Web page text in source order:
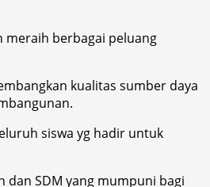
meraih berbagai peluang
kualitas sumber daya
siswa yg hadir untuk
SDM yang mumpuni bagi